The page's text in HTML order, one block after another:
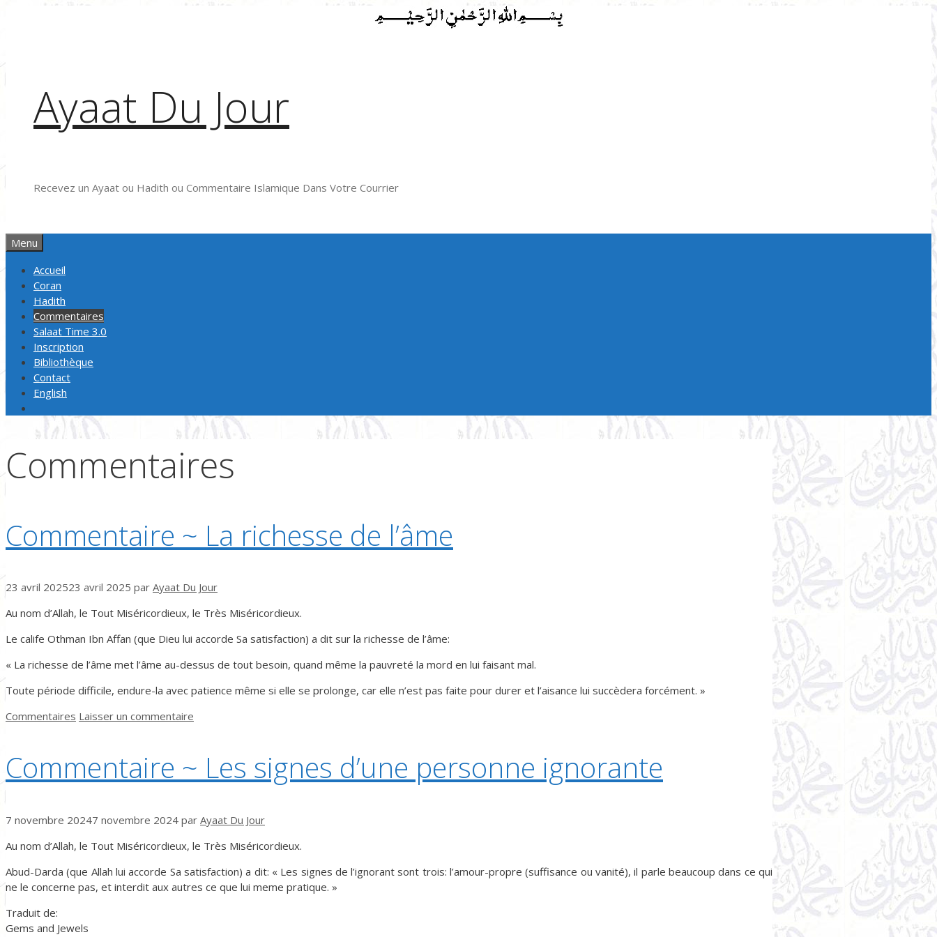
Ayaat Du Jour
Recevez un Ayaat ou Hadith ou Commentaire Islamique Dans Votre Courrier
Menu
Accueil
Coran
Hadith
Commentaires
Salaat Time 3.0
Inscription
Bibliothèque
Contact
English
Commentaires
Commentaire ~ La richesse de l’âme
23 avril 202523 avril 2025 par Ayaat Du Jour
Au nom d’Allah, le Tout Miséricordieux, le Très Miséricordieux.
Le calife Othman Ibn Affan (que Dieu lui accorde Sa satisfaction) a dit sur la richesse de l’âme:
« La richesse de l’âme met l’âme au-dessus de tout besoin, quand même la pauvreté la mord en lui faisant mal.
Toute période difficile, endure-la avec patience même si elle se prolonge, car elle n’est pas faite pour durer et l’aisance lui succèdera forcément. »
Catégories
Commentaires Laisser un commentaire
Commentaire ~ Les signes d’une personne ignorante
7 novembre 20247 novembre 2024 par Ayaat Du Jour
Au nom d’Allah, le Tout Miséricordieux, le Très Miséricordieux.
Abud-Darda (que Allah lui accorde Sa satisfaction) a dit: « Les signes de l’ignorant sont trois: l’amour-propre (suffisance ou vanité), il parle beaucoup dans ce qui
ne le concerne pas, et interdit aux autres ce que lui meme pratique. »
Traduit de:
Gems and Jewels